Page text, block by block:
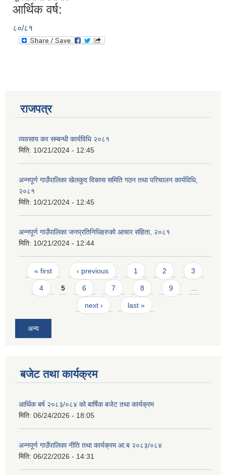
आर्थिक वर्ष:
८०/८१
राजपत्र
व्यवसाय कर सम्बन्धी कार्यविधि २०८१
मिति: 10/21/2024 - 12:45
अन्नपूर्ण गाउँपालिका खेलकुद विकास समिति गठन तथा परिचालन कार्यविधि,
२०८१
मिति: 10/21/2024 - 12:45
अन्नपूर्ण गाउँपालिका जनप्रतिनिधिहरुको आचार संहिता, २०८१
मिति: 10/21/2024 - 12:44
Pages
« first ‹ previous 1 2 3
4 5 6 7 8 9
next › last »
अन्य
बजेट तथा कार्यक्रम
आर्थिक बर्ष २०८३/०८४ को बार्षिक बजेट तथा कार्यक्रम
मिति: 06/24/2026 - 18:05
अन्नपूर्ण गाउँपालिका नीति तथा कार्यक्रम आ.ब २०८३/०८४
मिति: 06/22/2026 - 14:31